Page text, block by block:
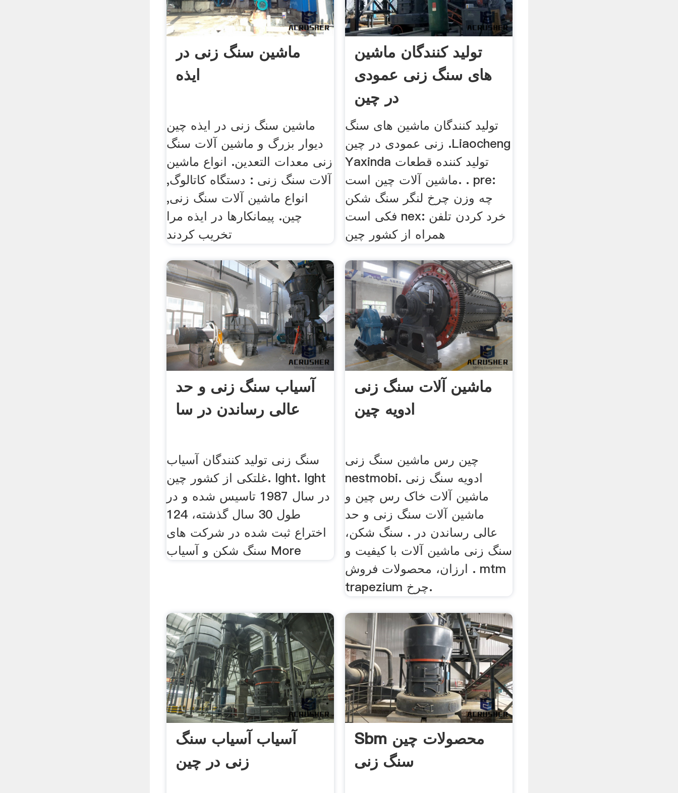
ماشین سنگ زنی در
ایذه
ماشین سنگ زنی در ایذه چین
دیوار بزرگ و ماشین آلات سنگ
زنی معدات التعدين. انواع ماشین
آلات سنگ زنی : دستگاه کاتالوگ,
انواع ماشین آلات سنگ زنی,
چين. پیمانکارها در ایذه مرا
تخریب کردند
تولید کنندگان ماشین
های سنگ زنی عمودی
در چین
تولید کنندگان ماشین های سنگ
زنی عمودی در چین .Liaocheng
Yaxinda تولید کننده قطعات
ماشین آلات چین است. . pre:
چه وزن چرخ لنگر سنگ شکن
فکی است nex: خرد کردن تلفن
همراه از کشور چین
آسیاب سنگ زنی و حد
عالی رساندن در سا
سنگ زنی تولید کنندگان آسیاب
غلتکی از کشور چین. lght. lght
در سال 1987 تاسیس شده و در
طول 30 سال گذشته، 124
اختراع ثبت شده در شركت های
سنگ شكن و آسیاب More
ماشین آلات سنگ زنی
ادویه چین
چین رس ماشین سنگ زنی
nestmobi. ادویه سنگ زنی
ماشین آلات خاک رس چین و
ماشین آلات سنگ زنی و حد
عالی رساندن در . سنگ شکن،
سنگ زنی ماشین آلات با کیفیت و
ارزان، محصولات فروش . mtm
trapezium چرخ.
آسیاب آسیاب سنگ
زنی در چین
Sbm محصولات چین
سنگ زنی